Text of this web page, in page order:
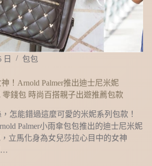
日 包包
！Arnold Palmer推出迪士尼米妮
零錢包 時尚百搭親子出遊推薦包款
怎能錯過這麼可愛的米妮系列包款！
Palmer小雨傘包包推出的迪士尼米妮
立馬化身為女兒莎拉心目中的女神
…